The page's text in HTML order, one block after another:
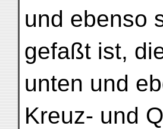
und ebenso
gefaßt ist,
unten und
Kreuz- und